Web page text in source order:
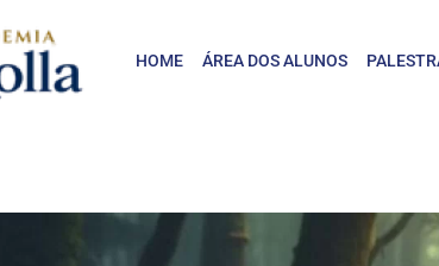
HOME ÁREA DOS ALUNOS